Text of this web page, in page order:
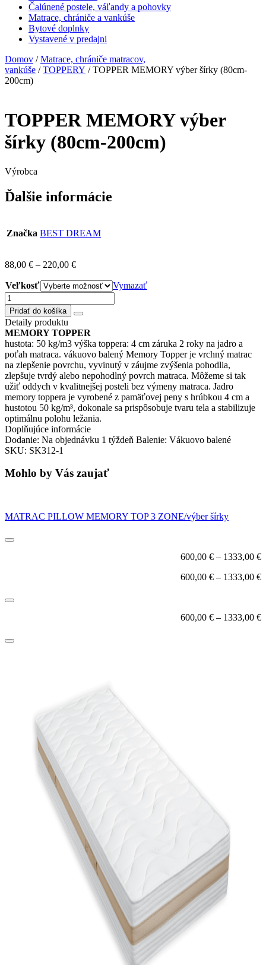
Čalúnené postele, váľandy a pohovky
Matrace, chrániče a vankúše
Bytové doplnky
Vystavené v predajni
Domov /Matrace, chrániče matracov,
vankúše /TOPPERY / TOPPER MEMORY výber šírky (80cm-
200cm)
TOPPER MEMORY výber
šírky (80cm-200cm)
Výrobca
Ďalšie informácie
Značka BEST DREAM
88,00 € – 220,00 €
Veľkosť
Vymazať
množstvo
TOPPER
MEMORY
výber
šírky
(80cm-
200cm)
Pridať do košíka
Detaily produktu
MEMORY TOPPER
hustota: 50 kg/m3 výška toppera: 4 cm záruka 2 roky na jadro a
poťah matraca. vákuovo balený Memory Topper je vrchný matrac
na zlepšenie povrchu, vyvinutý v záujme zvýšenia pohodlia,
zlepšuje tvrdý alebo nepohodlný povrch matraca. Môžeme si tak
užiť oddych v kvalitnejšej posteli bez výmeny matraca. Jadro
memory toppera je vyrobené z pamäťovej peny s hrúbkou 4 cm a
hustotou 50 kg/m³, dokonale sa prispôsobuje tvaru tela a stabilizuje
optimálnu polohu ležania.
Doplňujúce informácie
Dodanie: Na objednávku 1 týždeň Balenie: Vákuovo balené
SKU: SK312-1
Mohlo by Vás zaujať
MATRAC PILLOW MEMORY TOP 3 ZONE/výber šírky
600,00 € – 1333,00 €
600,00 € – 1333,00 €
600,00 € – 1333,00 €